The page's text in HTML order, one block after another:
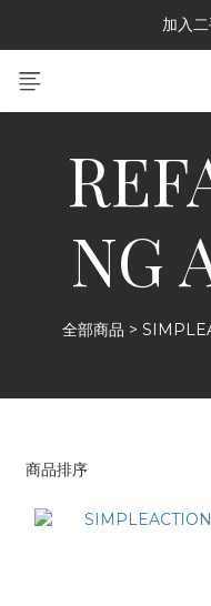
加入
加入
GREASE
NG
全部商品 >
商品排序